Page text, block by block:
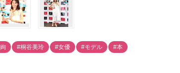
#桐谷美玲 #女優 #モデル #本